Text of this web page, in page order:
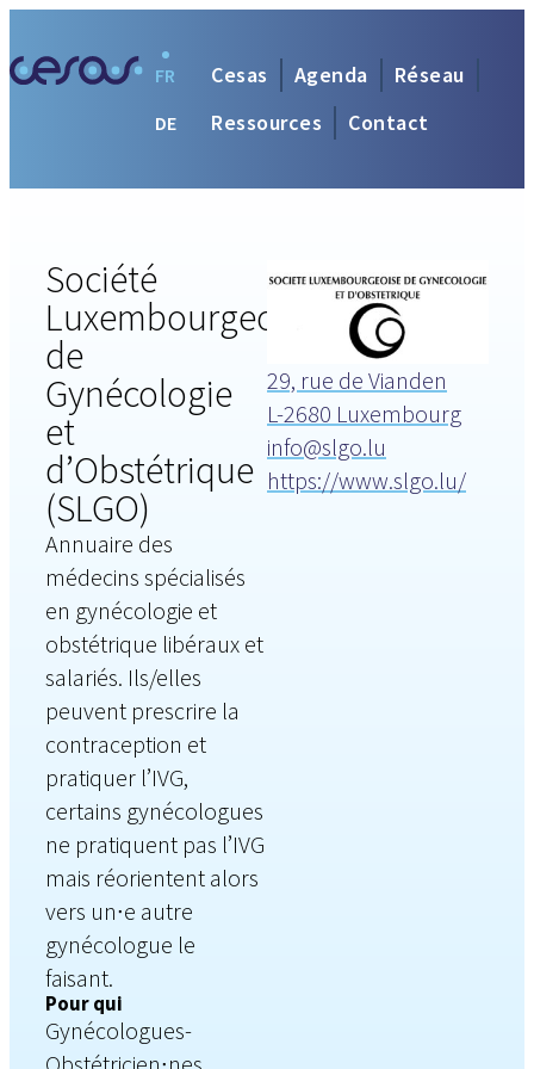
Cesas Agenda
Réseau
Ressources
Contact
FR
DE
Société
Luxembourgeoise
de
Gynécologie
et
d’Obstétrique
(SLGO)
Annuaire des
médecins spécialisés
en gynécologie et
obstétrique libéraux et
salariés. Ils/elles
peuvent prescrire la
contraception et
pratiquer l’IVG,
certains gynécologues
ne pratiquent pas l’IVG
mais réorientent alors
vers un∙e autre
gynécologue le
faisant.
Pour qui
Gynécologues-
29, rue de Vianden
L-2680 Luxembourg
info@slgo.lu
https://www.slgo.lu/